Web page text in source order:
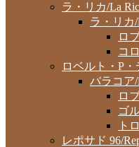
ラ・リカ/La
ラ・リカ/
ロ
コ
ロベルト・P・
バラコア/
ロ
ゴ
ト
レポサド 96/